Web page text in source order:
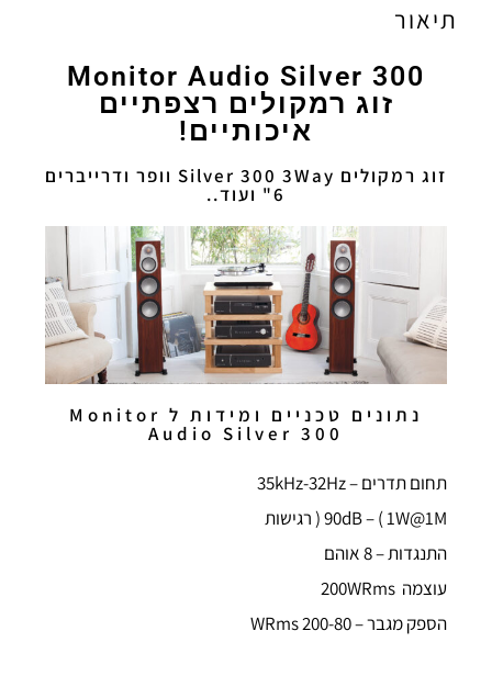
תיאור
Monitor Audio Silver 300
זוג רמקולים רצפתיים
איכותיים!
זוג רמקולים Silver 300 3Way וופר ודרייברים
6" ועוד..
נתונים טכניים ומידות ל Monitor
Audio Silver 300
תחום תדרים – 35kHz-32Hz
90dB – ( 1W@1M ( רגישות
התנגדות – 8 אוהם
עוצמה 200WRms
הספק מגבר – 200-80 WRms